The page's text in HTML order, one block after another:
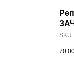
70